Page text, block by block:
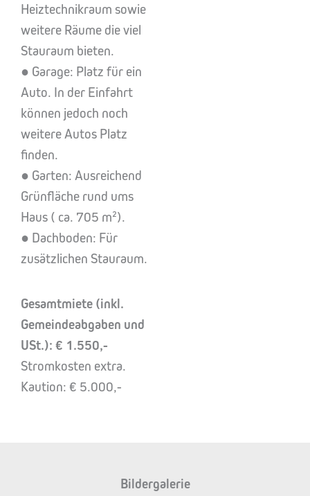
Heiztechnikraum sowie
weitere Räume die viel
Stauraum bieten.
● Garage: Platz für ein
Auto. In der Einfahrt
können jedoch noch
weitere Autos Platz
finden.
● Garten: Ausreichend
Grünfläche rund ums
Haus ( ca. 705 m²).
● Dachboden: Für
zusätzlichen Stauraum.
Gesamtmiete (inkl.
Gemeindeabgaben und
USt.): € 1.550,-
Stromkosten extra.
Kaution: € 5.000,-
Bildergalerie